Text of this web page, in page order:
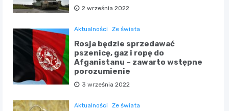
2 września 2022
Aktualności Ze świata
Rosja będzie sprzedawać
pszenicę, gaz i ropę do
Afganistanu – zawarto wstępne
porozumienie
3 września 2022
Aktualności Ze świata